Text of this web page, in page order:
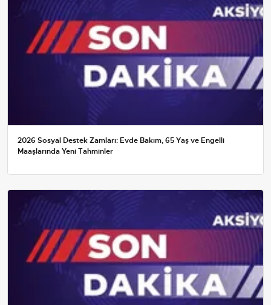
2026 Sosyal Destek Zamları: Evde Bakım, 65 Yaş ve Engelli
Maaşlarında Yeni Tahminler